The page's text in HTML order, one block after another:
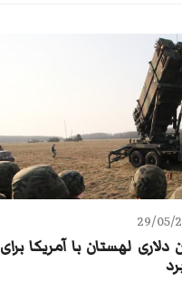
29/05/
میلیون دلاری لهستان با آمریکا برای